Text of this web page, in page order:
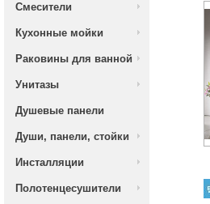
Смесители
Кухонные мойки
Раковины для ванной
Унитазы
Душевые панели
Души, панели, стойки
Инсталляции
Полотенцесушители